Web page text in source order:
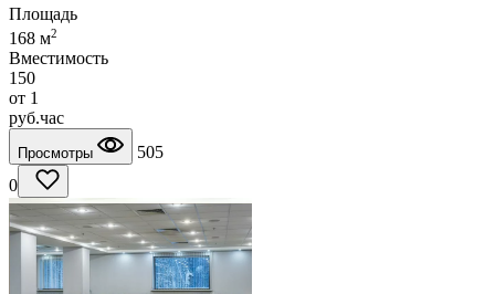
Площадь
168 м2
Вместимость
150
от 1
руб.час
Просмотры
505
0